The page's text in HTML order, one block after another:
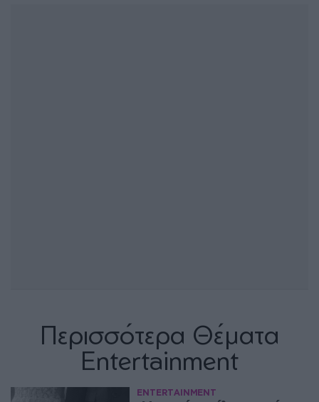
Περισσότερα Θέματα
Entertainment
ENTERTAINMENT